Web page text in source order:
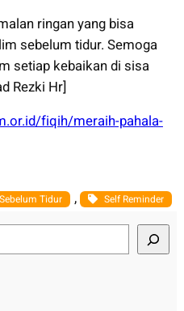
ringan yang bisa
sebelum tidur. Semoga
setiap kebaikan di sisa
Rezki Hr]
fiqih/meraih-pahala-
Tidur , Self Reminder